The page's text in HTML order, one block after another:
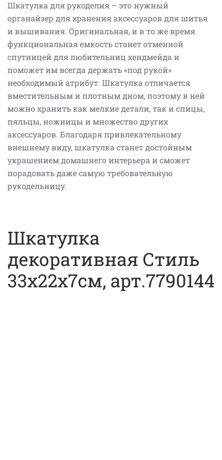
Шкатулка для рукоделия – это нужный
органайзер для хранения аксессуаров для шитья
и вышивания. Оригинальная, и в то же время
функциональная емкость станет отменной
спутницей для любительниц хендмейда и
поможет им всегда держать «под рукой»
необходимый атрибут. Шкатулка отличается
вместительным и плотным дном, поэтому в ней
можно хранить как мелкие детали, так и спицы,
пяльцы, ножницы и множество других
аксессуаров. Благодаря привлекательному
внешнему виду, шкатулка станет достойным
украшением домашнего интерьера и сможет
порадовать даже самую требовательную
рукодельницу.
Шкатулка
декоративная Стиль
33х22х7см, арт.7790144